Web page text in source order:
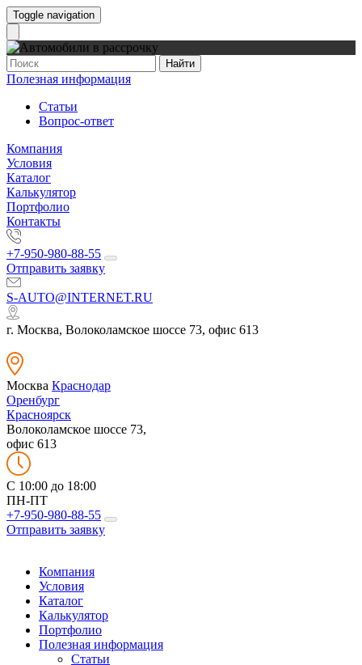
Toggle navigation
Найти
Полезная информация
Статьи
Вопрос-ответ
Компания
Условия
Каталог
Калькулятор
Портфолио
Контакты
+7-950-980-88-55
Отправить заявку
S-AUTO@INTERNET.RU
г. Москва, Волоколамское шоссе 73, офис 613
Москва Краснодар
Оренбург
Красноярск
Волоколамское шоссе 73,
офис 613
C 10:00 до 18:00
ПН-ПТ
+7-950-980-88-55
Отправить заявку
Компания
Условия
Каталог
Калькулятор
Портфолио
Полезная информация
Статьи